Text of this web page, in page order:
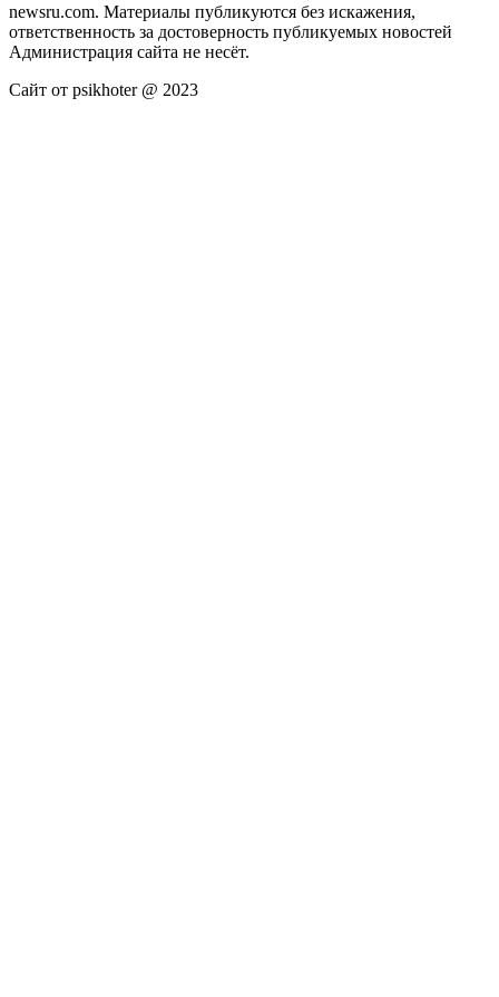
newsru.com. Материалы публикуются без искажения,
ответственность за достоверность публикуемых новостей
Администрация сайта не несёт.
Сайт от psikhoter @ 2023